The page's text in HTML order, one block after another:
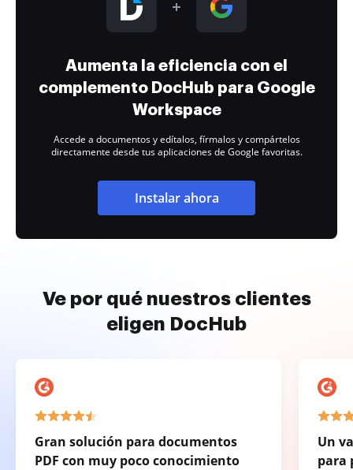
Aumenta la eficiencia con el
complemento DocHub para Google
Workspace
Accede a documentos y edítalos, fírmalos y compártelos
directamente desde tus aplicaciones de Google favoritas.
Instalar ahora
Ve por qué nuestros clientes
eligen DocHub
Gran solución para documentos
PDF con muy poco conocimiento
Un
para